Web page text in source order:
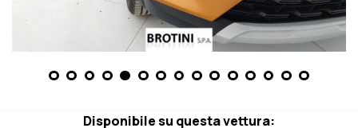
Disponibile su questa vettura: